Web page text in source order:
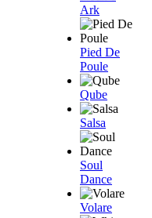
Ark
Pied De
Poule
Qube
Salsa
Soul
Dance
Volare